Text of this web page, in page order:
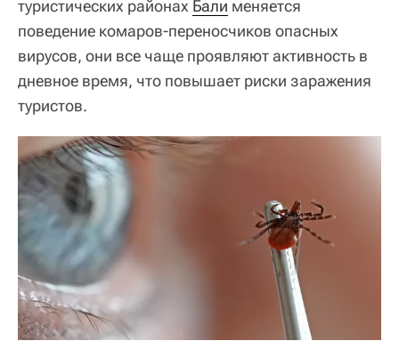
туристических районах Бали меняется
поведение комаров-переносчиков опасных
вирусов, они все чаще проявляют активность в
дневное время, что повышает риски заражения
туристов.